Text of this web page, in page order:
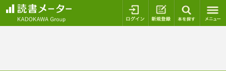
ログイン 新規登録